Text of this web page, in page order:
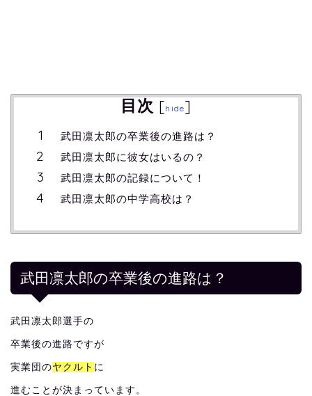
目次 [hide]
武田凛太郎の卒業後の進路は？
武田凛太郎に彼女はいるの？
武田凛太郎の記録について！
武田凛太郎の中学高校は？
武田凛太郎の卒業後の進路は？
武田凛太郎選手の
卒業後の進路ですが
実業団のヤクルト に
進むことが決まっています。